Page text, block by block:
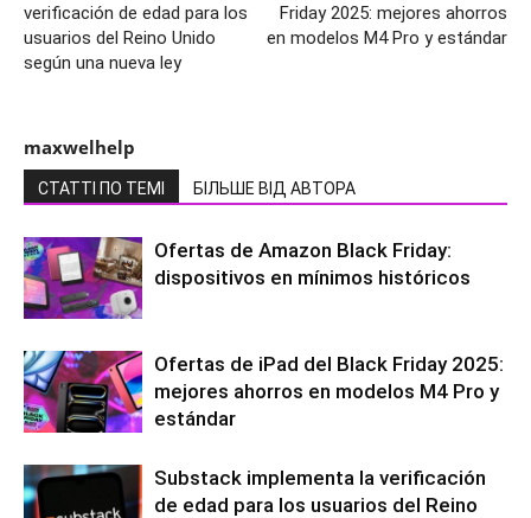
verificación de edad para los
usuarios del Reino Unido
según una nueva ley
Friday 2025: mejores ahorros
en modelos M4 Pro y estándar
maxwelhelp
СТАТТІ ПО ТЕМІ БІЛЬШЕ ВІД АВТОРА
Ofertas de Amazon Black Friday:
dispositivos en mínimos históricos
Ofertas de iPad del Black Friday 2025:
mejores ahorros en modelos M4 Pro y
estándar
Substack implementa la verificación
de edad para los usuarios del Reino